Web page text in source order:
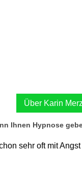
Über Karin Merz
Ihnen Hypnose
sehr oft mit